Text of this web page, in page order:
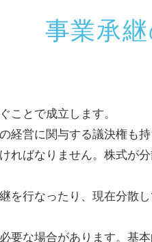
事業承
ことで成立します。
経営に関与する議決権も
ればなりません。株式が
を行なったり、現在分散
要な場合があります。基